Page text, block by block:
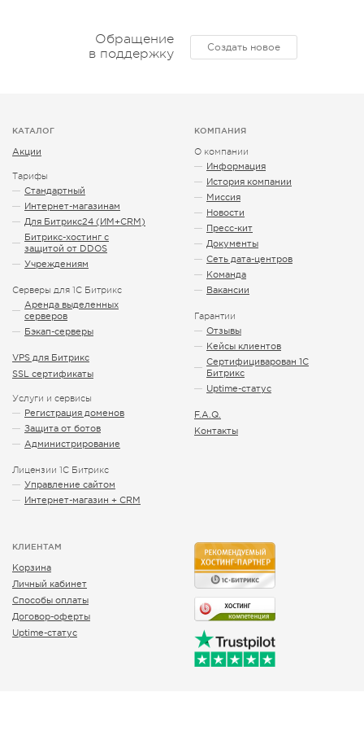
Обращение
в поддержку
Создать новое
КАТАЛОГ
Акции
Тарифы
Стандартный
Интернет-магазинам
Для Битрикс24 (ИМ+CRM)
Битрикс-хостинг с
защитой от DDOS
Учреждениям
Серверы для 1С Битрикс
Аренда выделенных
серверов
Бэкап-серверы
VPS для Битрикс
SSL сертификаты
Услуги и сервисы
Регистрация доменов
Защита от ботов
Администрирование
Лицензии 1С Битрикс
Управление сайтом
Интернет-магазин + CRM
КОМПАНИЯ
О компании
Информация
История компании
Миссия
Новости
Пресс-кит
Документы
Сеть дата-центров
Команда
Вакансии
Гарантии
Отзывы
Кейсы клиентов
Сертифициварован 1С
Битрикс
Uptime-статус
F.A.Q.
Контакты
КЛИЕНТАМ
Корзина
Личный кабинет
Способы оплаты
Договор-оферты
Uptime-статус